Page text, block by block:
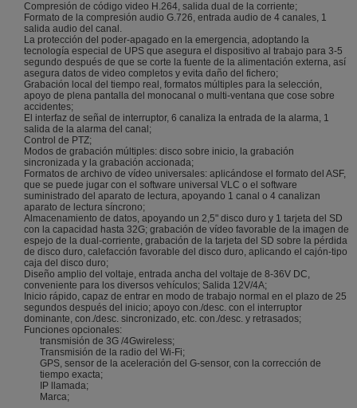
Compresión de código video H.264, salida dual de la corriente;
Formato de la compresión audio G.726, entrada audio de 4 canales, 1
salida audio del canal.
La protección del poder-apagado en la emergencia, adoptando la
tecnología especial de UPS que asegura el dispositivo al trabajo para 3-5
segundo después de que se corte la fuente de la alimentación externa, así
asegura datos de video completos y evita daño del fichero;
Grabación local del tiempo real, formatos múltiples para la selección,
apoyo de plena pantalla del monocanal o multi-ventana que cose sobre
accidentes;
El interfaz de señal de interruptor, 6 canaliza la entrada de la alarma, 1
salida de la alarma del canal;
Control de PTZ;
Modos de grabación múltiples: disco sobre inicio, la grabación
sincronizada y la grabación accionada;
Formatos de archivo de vídeo universales: aplicándose el formato del ASF,
que se puede jugar con el software universal VLC o el software
suministrado del aparato de lectura, apoyando 1 canal o 4 canalizan
aparato de lectura síncrono;
Almacenamiento de datos, apoyando un 2,5" disco duro y 1 tarjeta del SD
con la capacidad hasta 32G; grabación de vídeo favorable de la imagen de
espejo de la dual-corriente, grabación de la tarjeta del SD sobre la pérdida
de disco duro, calefacción favorable del disco duro, aplicando el cajón-tipo
caja del disco duro;
Diseño amplio del voltaje, entrada ancha del voltaje de 8-36V DC,
conveniente para los diversos vehículos; Salida 12V/4A;
Inicio rápido, capaz de entrar en modo de trabajo normal en el plazo de 25
segundos después del inicio; apoyo con./desc. con el interruptor
dominante, con./desc. sincronizado, etc. con./desc. y retrasados;
Funciones opcionales:
transmisión de 3G /4Gwireless;
Transmisión de la radio del Wi-Fi;
GPS, sensor de la aceleración del G-sensor, con la corrección de
tiempo exacta;
IP llamada;
Marca;